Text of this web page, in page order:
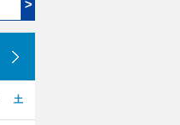
>
土